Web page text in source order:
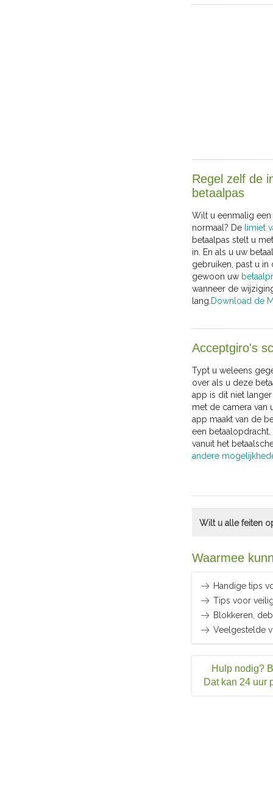
Regel zelf de
betaalpas
Wilt u eenmalig
normaal? De limiet
betaalpas stelt u
in. En als u uw
gebruiken, past u in
gewoon uw
wanneer de
lang. Download de
Acceptgiro's
Typt u weleens
over als u deze
app is dit niet
met de camera van
app maakt van de
een
vanuit het
andere
Wilt u alle feiten
Waarmee
Handige tips
Tips voor
Blokkeren,
Veelgestelde
Hulp nodig?
Dat kan 24 uur